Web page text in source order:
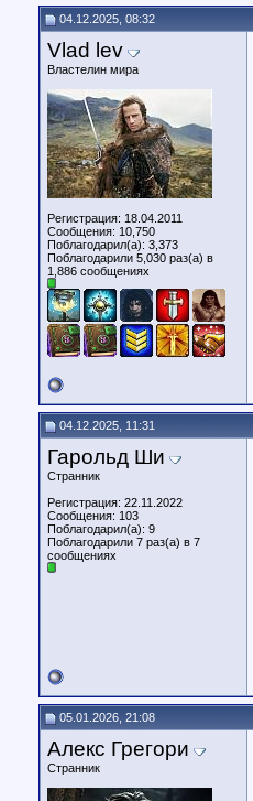
04.12.2025, 08:32
Vlad lev
Властелин мира
Регистрация: 18.04.2011
Сообщения: 10,750
Поблагодарил(а): 3,373
Поблагодарили 5,030 раз(а) в
1,886 сообщениях
04.12.2025, 11:31
Гарольд Ши
Странник
Регистрация: 22.11.2022
Сообщения: 103
Поблагодарил(а): 9
Поблагодарили 7 раз(а) в 7
сообщениях
05.01.2026, 21:08
Алекс Грегори
Странник